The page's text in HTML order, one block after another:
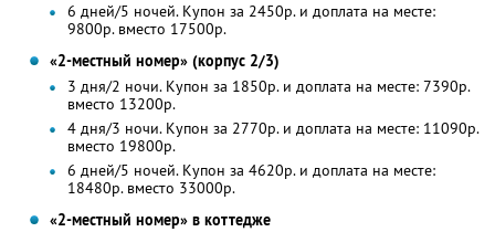
6 дней/5 ночей. Купон за 2450р. и доплата на месте:
9800р. вместо 17500р.
«2-местный номер» (корпус 2/3)
3 дня/2 ночи. Купон за 1850р. и доплата на месте: 7390р.
вместо 13200р.
4 дня/3 ночи. Купон за 2770р. и доплата на месте: 11090р.
вместо 19800р.
6 дней/5 ночей. Купон за 4620р. и доплата на месте:
18480р. вместо 33000р.
«2-местный номер» в коттедже